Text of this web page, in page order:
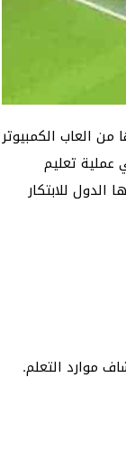
من العاب الكمبيوتر
عملية تعليم
للابتكار
موارد التعلم.